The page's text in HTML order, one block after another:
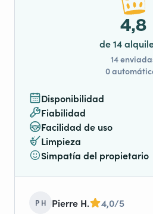
Disponibilidad
Fiabilidad
Facilidad de uso
Limpieza
Simpatía del propietario
4,8
de 14
14
0
P H Pierre H.
4,0/5